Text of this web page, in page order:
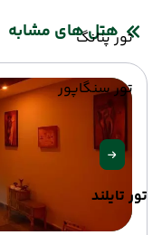
تور پنانگ
تور سنگاپور
تور تایلند
هتل های مشابه